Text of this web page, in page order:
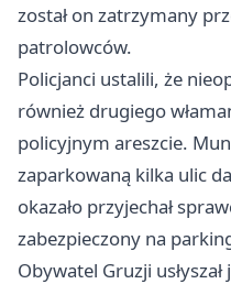
został on zatrzymany
patrolowców.
Policjanci ustalili, że
również drugiego
policyjnym areszcie.
zaparkowaną kilka ulic
okazało przyjechał
zabezpieczony na
Obywatel Gruzji